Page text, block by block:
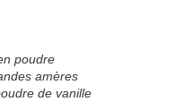
poudre
amères
de vanille